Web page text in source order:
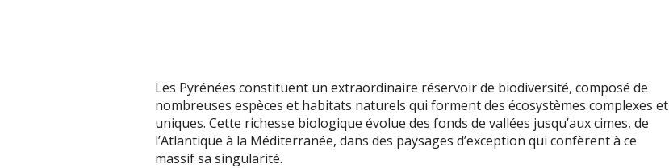
Les Pyrénées constituent un extraordinaire réservoir de biodiversité, composé de
nombreuses espèces et habitats naturels qui forment des écosystèmes complexes et
uniques. Cette richesse biologique évolue des fonds de vallées jusqu’aux cimes, de
l’Atlantique à la Méditerranée, dans des paysages d’exception qui confèrent à ce
massif sa singularité.